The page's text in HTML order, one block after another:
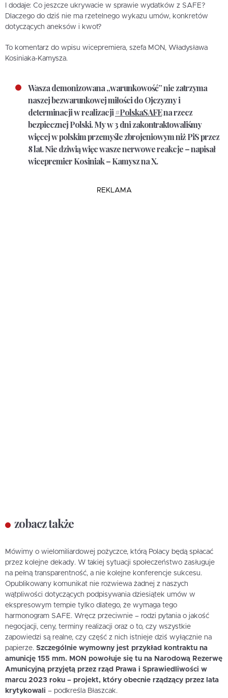
I dodaje: Co jeszcze ukrywacie w sprawie wydatków z SAFE?
Dlaczego do dziś nie ma rzetelnego wykazu umów, konkretów
dotyczących aneksów i kwot?
To komentarz do wpisu wicepremiera, szefa MON, Władysława
Kosiniaka-Kamysza.
Wasza demonizowana „warunkowość” nie zatrzyma
naszej bezwarunkowej miłości do Ojczyzny i
determinacji w realizacji#PolskaSAFEna rzecz
bezpiecznej Polski. My w 3 dni zakontraktowaliśmy
więcej w polskim przemyśle zbrojeniowym niż PiS przez
8 lat. Nie dziwią więc wasze nerwowe reakcje – napisał
wicepremier Kosiniak – Kamysz na X.
REKLAMA
zobacz także
Mówimy o wielomiliardowej pożyczce, którą Polacy będą spłacać
przez kolejne dekady. W takiej sytuacji społeczeństwo zasługuje
na pełną transparentność, a nie kolejne konferencje sukcesu.
Opublikowany komunikat nie rozwiewa żadnej z naszych
wątpliwości dotyczących podpisywania dziesiątek umów w
ekspresowym tempie tylko dlatego, że wymaga tego
harmonogram SAFE. Wręcz przeciwnie – rodzi pytania o jakość
negocjacji, ceny, terminy realizacji oraz o to, czy wszystkie
zapowiedzi są realne, czy część z nich istnieje dziś wyłącznie na
papierze. Szczególnie wymowny jest przykład kontraktu na
amunicję 155 mm. MON powołuje się tu na Narodową Rezerwę
Amunicyjną przyjętą przez rząd Prawa i Sprawiedliwości w
marcu 2023 roku – projekt, który obecnie rządzący przez lata
krytykowali – podkreśla Błaszcak.